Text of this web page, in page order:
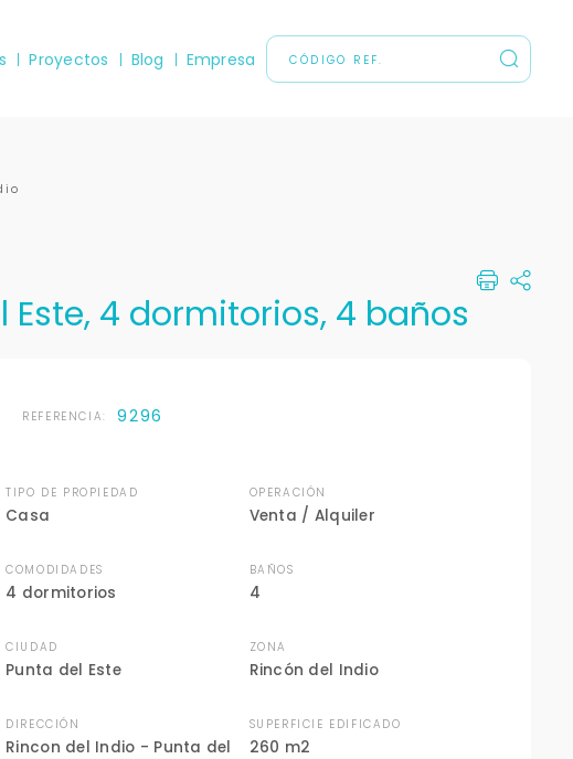
Proyectos Blog Empresa
4 dormitorios, 4 baños
REFERENCIA: 9296
TIPO DE PROPIEDAD
Casa
OPERACIÓN
Venta / Alquiler
COMODIDADES
4 dormitorios
BAÑOS
4
CIUDAD
Punta del Este
ZONA
Rincón del Indio
DIRECCIÓN
Rincon del Indio - Punta del
SUPERFICIE EDIFICADO
260 m2